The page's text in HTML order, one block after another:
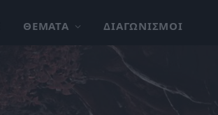
ΘΈΜΑΤΑ ΔΙΑΓΩΝΙΣΜΟΊ